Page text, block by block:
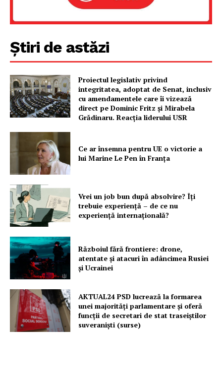
Știri de astăzi
Proiectul legislativ privind
integritatea, adoptat de Senat, inclusiv
cu amendamentele care îi vizează
direct pe Dominic Fritz și Mirabela
Grădinaru. Reacția liderului USR
Ce ar însemna pentru UE o victorie a
lui Marine Le Pen în Franța
Vrei un job bun după absolvire? Îți
trebuie experiență – de ce nu
experiență internațională?
Războiul fără frontiere: drone,
atentate și atacuri în adâncimea Rusiei
și Ucrainei
AKTUAL24 PSD lucrează la formarea
unei majorităţi parlamentare și oferă
funcții de secretari de stat traseiștilor
suveraniști (surse)